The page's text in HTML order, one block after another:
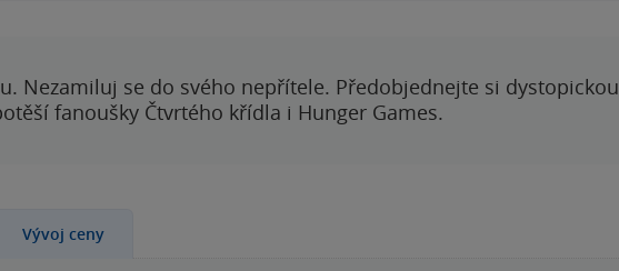
Nezamiluj se do svého nepřítele. Předobjednejte si dystopickou
fanoušky Čtvrtého křídla i Hunger Games.
Vývoj ceny